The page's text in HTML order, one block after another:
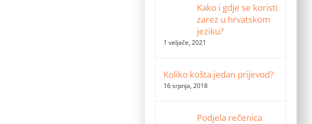
Kako i gdje se koristi
zarez u hrvatskom
jeziku?
1 veljače, 2021
Koliko košta jedan prijevod?
16 srpnja, 2018
Podjela rečenica